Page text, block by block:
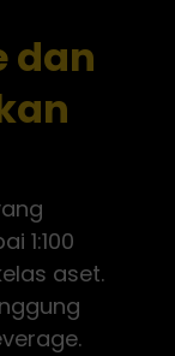
dan
1:100
aset.